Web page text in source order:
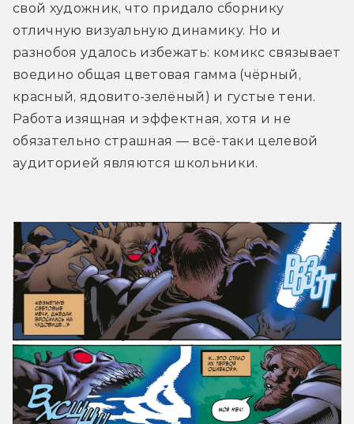
свой художник, что придало сборнику
отличную визуальную динамику. Но и
разнобоя удалось избежать: комикс связывает
воедино общая цветовая гамма (чёрный,
красный, ядовито-зелёный) и густые тени.
Работа изящная и эффектная, хотя и не
обязательно страшная — всё-таки целевой
аудиторией являются школьники.